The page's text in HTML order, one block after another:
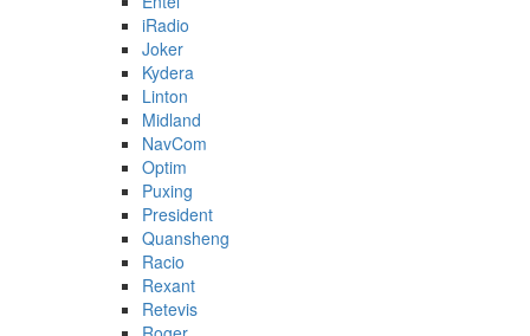
iRadio
Joker
Kydera
Linton
Midland
NavCom
Optim
Puxing
President
Quansheng
Racio
Rexant
Retevis